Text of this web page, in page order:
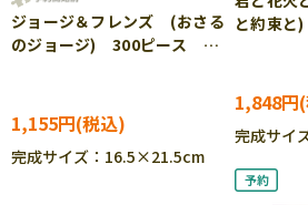
ジョージ＆フレンズ (おさる
のジョージ) 300ピース ジ
1,155円
完成サイズ：16.5×21.5cm
と約束
1,848円
完成サイ